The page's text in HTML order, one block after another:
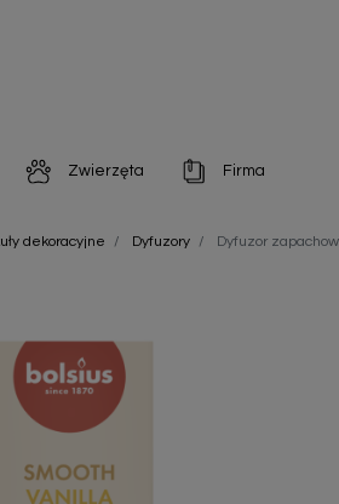
ogrodowej
zwierząt
Zwierzęta
Szampony i odżywki
Chusteczki nawilżane
Zobacz wszystkie
Firma
Artykuły Higieniczne
dekoracyjne Dyfuzory Dyfuzor